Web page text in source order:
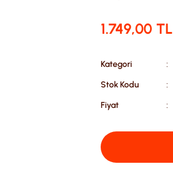
1.749,00 TL
Kategori
Stok Kodu
Fiyat